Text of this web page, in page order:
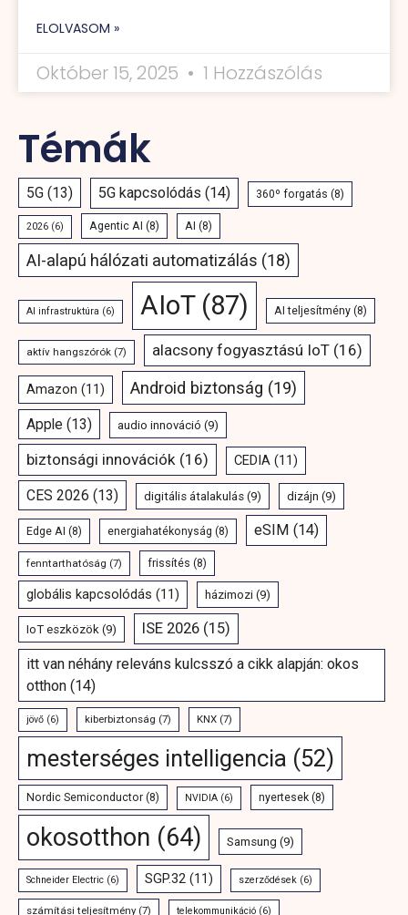
ELOLVASOM »
Október 15, 2025 1 Hozzászólás
Témák
5G (13) 5G kapcsolódás (14) 360º forgatás (8)
2026 (6) Agentic AI (8) AI (8)
AI-alapú hálózati automatizálás (18)
AI infrastruktúra (6) AIoT(87) AI teljesítmény (8)
aktív hangszórók (7) alacsony fogyasztású IoT (16)
Amazon (11) Android biztonság (19)
Apple (13) audio innováció (9)
biztonsági innovációk (16) CEDIA (11)
CES 2026 (13) digitális átalakulás (9) dizájn (9)
Edge AI (8) energiahatékonyság (8) eSIM (14)
fenntarthatóság (7) frissítés (8)
globális kapcsolódás (11) házimozi (9)
IoT eszközök (9) ISE 2026 (15)
itt van néhány releváns kulcsszó a cikk alapján: okos
otthon (14)
jövő (6) kiberbiztonság (7) KNX (7)
mesterséges intelligencia (52)
Nordic Semiconductor (8) NVIDIA (6) nyertesek (8)
okosotthon (64) Samsung (9)
Schneider Electric (6) SGP.32 (11) szerződések (6)
számítási teljesítmény(7) telekommunikáció (6)